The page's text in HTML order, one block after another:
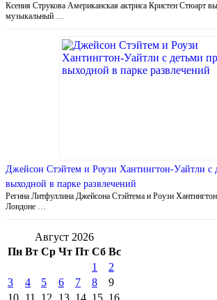
Ксения Струкова Американская актриса Кристен Стюарт
музыкальный …
Джейсон Стэйтем и Роузи Хантингтон-Уайтли с
выходной в парке развлечений
Регина Литфуллина Джейсона Стэйтема и Роузи
Лондоне …
Август 2026
Пн Вт Ср Чт Пт Сб Вс
1
2
3
4 5 6 7 8
9
10 11 12 13 14 15 16